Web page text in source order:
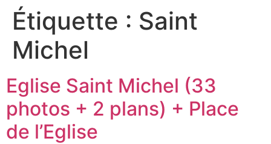
Étiquette : Saint
Michel
Eglise Saint Michel (33
photos + 2 plans) + Place
de l’Eglise